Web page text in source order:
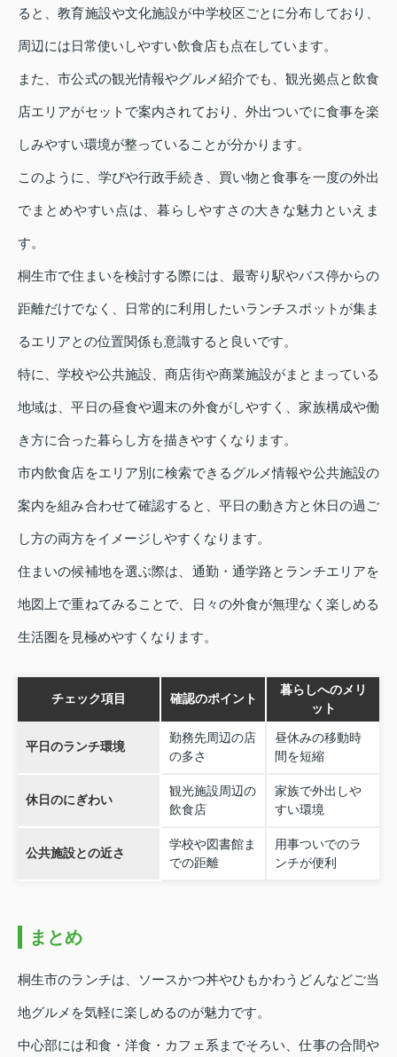
ると、教育施設や文化施設が中学校区ごとに分布しており、
周辺には日常使いしやすい飲食店も点在しています。
また、市公式の観光情報やグルメ紹介でも、観光拠点と飲食
店エリアがセットで案内されており、外出ついでに食事を楽
しみやすい環境が整っていることが分かります。
このように、学びや行政手続き、買い物と食事を一度の外出
でまとめやすい点は、暮らしやすさの大きな魅力といえま
す。
桐生市で住まいを検討する際には、最寄り駅やバス停からの
距離だけでなく、日常的に利用したいランチスポットが集ま
るエリアとの位置関係も意識すると良いです。
特に、学校や公共施設、商店街や商業施設がまとまっている
地域は、平日の昼食や週末の外食がしやすく、家族構成や働
き方に合った暮らし方を描きやすくなります。
市内飲食店をエリア別に検索できるグルメ情報や公共施設の
案内を組み合わせて確認すると、平日の動き方と休日の過ご
し方の両方をイメージしやすくなります。
住まいの候補地を選ぶ際は、通勤・通学路とランチエリアを
地図上で重ねてみることで、日々の外食が無理なく楽しめる
生活圏を見極めやすくなります。
チェック項目 確認のポイント
暮らしへのメリ
ット
平日のランチ環境
勤務先周辺の店
の多さ
昼休みの移動時
間を短縮
休日のにぎわい
観光施設周辺の
飲食店
家族で外出しや
すい環境
公共施設との近さ
学校や図書館ま
での距離
用事ついでのラ
ンチが便利
まとめ
桐生市のランチは、ソースかつ丼やひもかわうどんなどご当
地グルメを気軽に楽しめるのが魅力です。
中心部には和食・洋食・カフェ系までそろい、仕事の合間や